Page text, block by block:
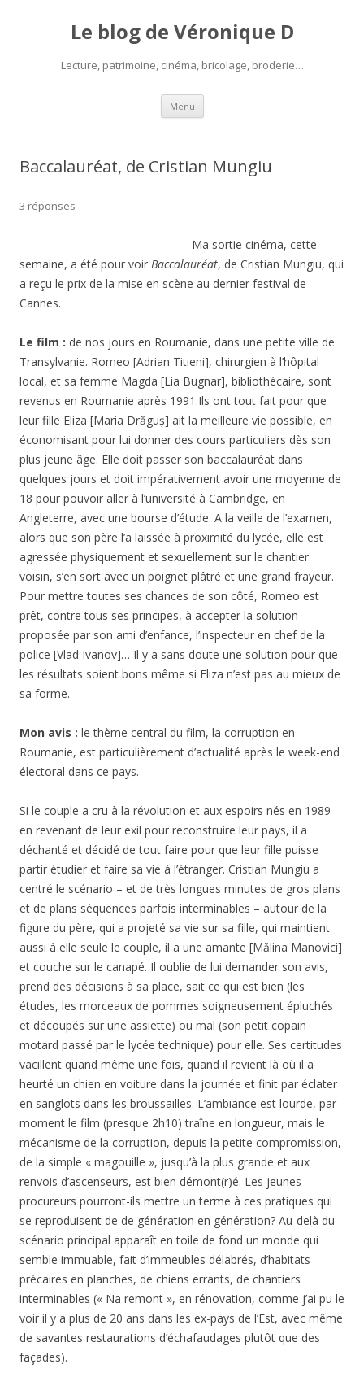
Le blog de Véronique D
Lecture, patrimoine, cinéma, bricolage, broderie…
Menu Aller
contenu
Baccalauréat, de Cristian Mungiu
3 réponses
Ma sortie cinéma, cette
semaine, a été pour voir Baccalauréat, de Cristian Mungiu, qui
a reçu le prix de la mise en scène au dernier festival de
Cannes.
Le film : de nos jours en Roumanie, dans une petite ville de
Transylvanie. Romeo [Adrian Titieni], chirurgien à l’hôpital
local, et sa femme Magda [Lia Bugnar], bibliothécaire, sont
revenus en Roumanie après 1991.Ils ont tout fait pour que
leur fille Eliza [Maria Drăguș] ait la meilleure vie possible, en
économisant pour lui donner des cours particuliers dès son
plus jeune âge. Elle doit passer son baccalauréat dans
quelques jours et doit impérativement avoir une moyenne de
18 pour pouvoir aller à l’université à Cambridge, en
Angleterre, avec une bourse d’étude. A la veille de l’examen,
alors que son père l’a laissée à proximité du lycée, elle est
agressée physiquement et sexuellement sur le chantier
voisin, s’en sort avec un poignet plâtré et une grand frayeur.
Pour mettre toutes ses chances de son côté, Romeo est
prêt, contre tous ses principes, à accepter la solution
proposée par son ami d’enfance, l’inspecteur en chef de la
police [Vlad Ivanov]… Il y a sans doute une solution pour que
les résultats soient bons même si Eliza n’est pas au mieux de
sa forme.
Mon avis : le thème central du film, la corruption en
Roumanie, est particulièrement d’actualité après le week-end
électoral dans ce pays.
Si le couple a cru à la révolution et aux espoirs nés en 1989
en revenant de leur exil pour reconstruire leur pays, il a
déchanté et décidé de tout faire pour que leur fille puisse
partir étudier et faire sa vie à l’étranger. Cristian Mungiu a
centré le scénario – et de très longues minutes de gros plans
et de plans séquences parfois interminables – autour de la
figure du père, qui a projeté sa vie sur sa fille, qui maintient
aussi à elle seule le couple, il a une amante [Mălina Manovici]
et couche sur le canapé. Il oublie de lui demander son avis,
prend des décisions à sa place, sait ce qui est bien (les
études, les morceaux de pommes soigneusement épluchés
et découpés sur une assiette) ou mal (son petit copain
motard passé par le lycée technique) pour elle. Ses certitudes
vacillent quand même une fois, quand il revient là où il a
heurté un chien en voiture dans la journée et finit par éclater
en sanglots dans les broussailles. L’ambiance est lourde, par
moment le film (presque 2h10) traîne en longueur, mais le
mécanisme de la corruption, depuis la petite compromission,
de la simple « magouille », jusqu’à la plus grande et aux
renvois d’ascenseurs, est bien démont(r)é. Les jeunes
procureurs pourront-ils mettre un terme à ces pratiques qui
se reproduisent de de génération en génération? Au-delà du
scénario principal apparaît en toile de fond un monde qui
semble immuable, fait d’immeubles délabrés, d’habitats
précaires en planches, de chiens errants, de chantiers
interminables (« Na remont », en rénovation, comme j’ai pu le
voir il y a plus de 20 ans dans les ex-pays de l’Est, avec même
de savantes restaurations d’échafaudages plutôt que des
façades).